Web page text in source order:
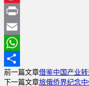
Sina
Weibo
Print
Email
WhatsApp
分
前一篇文章借鉴中国产业
下一篇文章旅俄侨界纪念